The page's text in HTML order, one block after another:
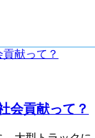
会貢献って？